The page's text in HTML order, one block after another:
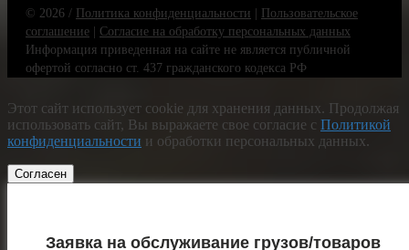
© 2026 / Политика конфиденциальности | Пользовательское
соглашение | Согласие на обработку персональных данных
Информация приведенная на сайте не является публичной
офертой согласно ст. 437 гражданского кодекса РФ
Этот сайт использует cookie для хранения данных. Продолжая
использовать сайт, Вы выражаете свое согласие с Политикой
конфиденциальности и обработки персональных данных.
Согласен
Заявка на обслуживание грузов/товаров